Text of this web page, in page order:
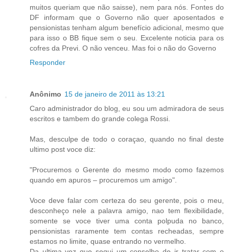
muitos queriam que não saisse), nem para nós. Fontes do
DF informam que o Governo não quer aposentados e
pensionistas tenham algum benefício adicional, mesmo que
para isso o BB fique sem o seu. Excelente noticia para os
cofres da Previ. O não venceu. Mas foi o não do Governo
Responder
Anônimo 15 de janeiro de 2011 às 13:21
Caro administrador do blog, eu sou um admiradora de seus
escritos e tambem do grande colega Rossi.
Mas, desculpe de todo o coraçao, quando no final deste
ultimo post voce diz:
"Procuremos o Gerente do mesmo modo como fazemos
quando em apuros – procuremos um amigo".
Voce deve falar com certeza do seu gerente, pois o meu,
desconheço nele a palavra amigo, nao tem flexibilidade,
somente se voce tiver uma conta polpuda no banco,
pensionistas raramente tem contas recheadas, sempre
estamos no limite, quase entrando no vermelho.